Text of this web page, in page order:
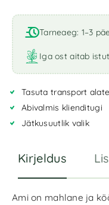
Tarneaeg: 1–3
Iga ost aitab
Tasuta transport
Abivalmis klienditugi
Jätkusuutlik valik
Kirjeldus
Ami on mahlane ja